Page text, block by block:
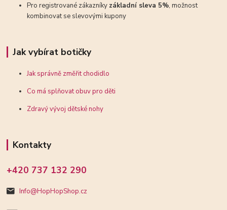
Pro registrované zákazníky základní sleva 5%, možnost
kombinovat se slevovými kupony
Jak vybírat botičky
Jak správně změřit chodidlo
Co má splňovat obuv pro děti
Zdravý vývoj dětské nohy
Kontakty
+420 737 132 290
Info@HopHopShop.cz